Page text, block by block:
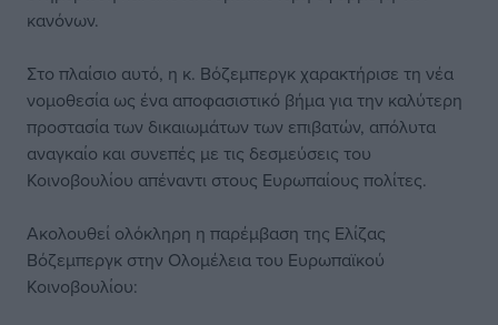
κανόνων.
Στο πλαίσιο αυτό, η κ. Βόζεμπεργκ χαρακτήρισε τη νέα
νομοθεσία ως ένα αποφασιστικό βήμα για την καλύτερη
προστασία των δικαιωμάτων των επιβατών, απόλυτα
αναγκαίο και συνεπές με τις δεσμεύσεις του
Κοινοβουλίου απέναντι στους Ευρωπαίους πολίτες.
Ακολουθεί ολόκληρη η παρέμβαση της Ελίζας
Βόζεμπεργκ στην Ολομέλεια του Ευρωπαϊκού
Κοινοβουλίου: